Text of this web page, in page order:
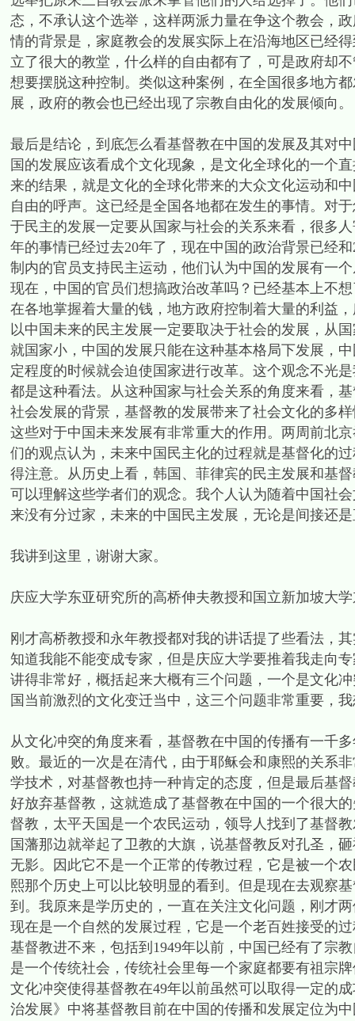
态，不承认这个选举，这样两派力量在争这个教会，
情的背景是，家庭教会的发展实际上在沿海地区已经
立了很大的教堂，什么样的自由都有了，可是政府却
想要摆脱这种控制。类似这种案例，在全国很多地方
展，政府的教会也已经出现了宗教自由化的发展倾向。
最后是结论，到底怎么看基督教在中国的发展及其对
国的发展应该看成个文化现象，是文化全球化的一个
来的结果，就是文化的全球化带来的大众文化运动和
自由的呼声。这已经是全国各地都在发生的事情。对
于民主的发展一定要从国家与社会的关系来看，很多
年的事情已经过去20年了，现在中国的政治背景已经
制内的官员支持民主运动，他们认为中国的发展有一
现在，中国的官员们想搞政治改革吗？已经基本上不
在各地掌握着大量的钱，地方政府控制着大量的利益
以中国未来的民主发展一定要取决于社会的发展，从
就国家小，中国的发展只能在这种基本格局下发展，
定程度的时候就会迫使国家进行改革。这个观念不光
都是这种看法。从这种国家与社会关系的角度来看，
社会发展的背景，基督教的发展带来了社会文化的多
这些对于中国未来发展有非常重大的作用。两周前北
们的观点认为，未来中国民主化的过程就是基督化的
得注意。从历史上看，韩国、菲律宾的民主发展和基
可以理解这些学者们的观念。我个人认为随着中国社
来没有分过家，未来的中国民主发展，无论是间接还
我讲到这里，谢谢大家。
庆应大学东亚研究所的高桥伸夫教授和国立新加坡大
刚才高桥教授和永年教授都对我的讲话提了些看法，
知道我能不能变成专家，但是庆应大学要推着我走向
讲得非常好，概括起来大概有三个问题，一个是文化
国当前激烈的文化变迁当中，这三个问题非常重要，
从文化冲突的角度来看，基督教在中国的传播有一千
败。最近的一次是在清代，由于耶稣会和康熙的关系
学技术，对基督教也持一种肯定的态度，但是最后基
好放弃基督教，这就造成了基督教在中国的一个很大
督教，太平天国是一个农民运动，领导人找到了基督
国藩那边就举起了卫教的大旗，说基督教反对孔圣，
无影。因此它不是一个正常的传教过程，它是被一个
熙那个历史上可以比较明显的看到。但是现在去观察
到。我原来是学历史的，一直在关注文化问题，刚才
现在是一个自然的发展过程，它是一个老百姓接受的
基督教进不来，包括到1949年以前，中国已经有了宗
是一个传统社会，传统社会里每一个家庭都要有祖宗
文化冲突使得基督教在49年以前虽然可以取得一定的
治发展》中将基督教目前在中国的传播和发展定位为